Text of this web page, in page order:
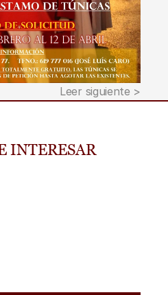
Leer siguiente >
INTERESAR